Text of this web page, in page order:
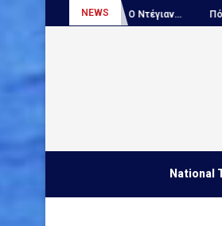
NEWS
Πόλο, Παγκόσμιο πρωτάθλημα Παίδων:...
National